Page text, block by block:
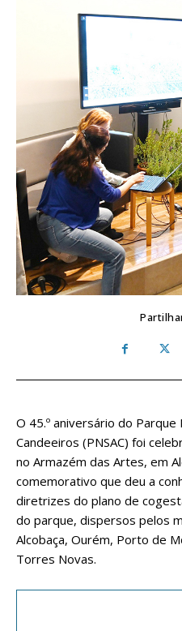
O 45.º aniversário do
Candeeiros (PNSAC) foi
no Armazém das Artes, em
comemorativo que deu a
diretrizes do plano de
do parque, dispersos pelos
Alcobaça, Ourém, Porto de
Torres Novas.